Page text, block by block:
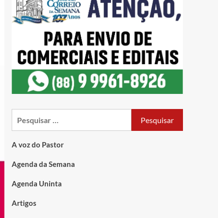
A voz do Pastor
Agenda da Semana
Agenda Uninta
Artigos